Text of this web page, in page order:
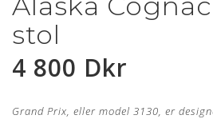
av
bildgalleriet
stol
4 800 Dkr
Grand Prix, eller model 3130, er